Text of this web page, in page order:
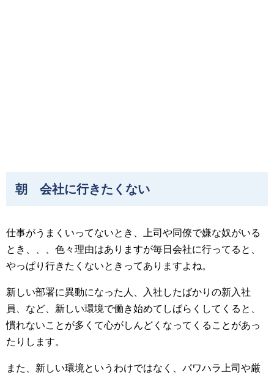
朝 会社に行きたくない
仕事がうまくいってないとき、上司や同僚で嫌な奴がいる
とき、、、色々理由はありますが毎日会社に行ってると、
やっぱり行きたくないときってありますよね。
新しい部署に異動になった人、入社したばかりの新入社
員、など、新しい環境で働き始めてしばらくしてくると、
慣れないことが多くて心がしんどくなってくることがあっ
たりします。
また、新しい環境というわけではなく、パワハラ上司や厳